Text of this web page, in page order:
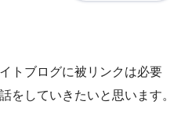
トブログに被リンクは必要
をしていきたいと思います。